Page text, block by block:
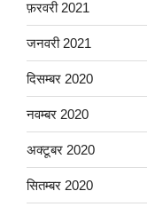
फ़रवरी 2021
जनवरी 2021
दिसम्बर 2020
नवम्बर 2020
अक्टूबर 2020
सितम्बर 2020